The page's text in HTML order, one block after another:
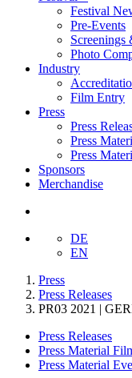
Festival
Pre-Events
Screenings
Photo
Industry
Film Entry
Press
Press
Press
Press
Sponsors
Merchandise
DE
EN
Press
Press Releases
PR03 2021 |
Press Releases
Press Material
Press Material